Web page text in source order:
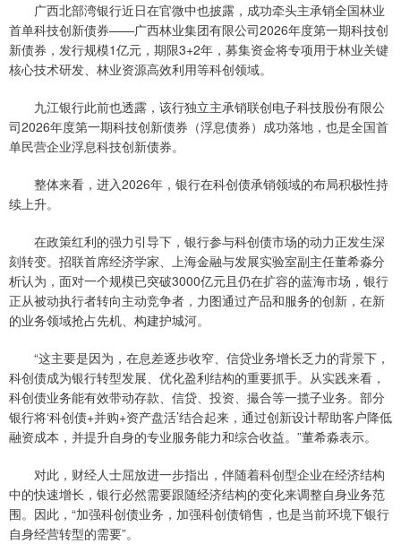
广西北部湾银行近日在官微中也披露，成功牵头主承销全国林业
首单科技创新债券——广西林业集团有限公司2026年度第一期科技创
新债券，发行规模1亿元，期限3+2年，募集资金将专项用于林业关键
核心技术研发、林业资源高效利用等科创领域。
九江银行此前也透露，该行独立主承销联创电子科技股份有限公
司2026年度第一期科技创新债券（浮息债券）成功落地，也是全国首
单民营企业浮息科技创新债券。
整体来看，进入2026年，银行在科创债承销领域的布局积极性持
续上升。
在政策红利的强力引导下，银行参与科创债市场的动力正发生深
刻转变。招联首席经济学家、上海金融与发展实验室副主任董希淼分
析认为，面对一个规模已突破3000亿元且仍在扩容的蓝海市场，银行
正从被动执行者转向主动竞争者，力图通过产品和服务的创新，在新
的业务领域抢占先机、构建护城河。
“这主要是因为，在息差逐步收窄、信贷业务增长乏力的背景下，
科创债成为银行转型发展、优化盈利结构的重要抓手。从实践来看，
科创债业务能有效带动存款、信贷、投资、撮合等一揽子业务。部分
银行将‘科创债+并购+资产盘活’结合起来，通过创新设计帮助客户降低
融资成本，并提升自身的专业服务能力和综合收益。”董希淼表示。
对此，财经人士屈放进一步指出，伴随着科创型企业在经济结构
中的快速增长，银行必然需要跟随经济结构的变化来调整自身业务范
围。因此，“加强科创债业务，加强科创债销售，也是当前环境下银行
自身经营转型的需要”。